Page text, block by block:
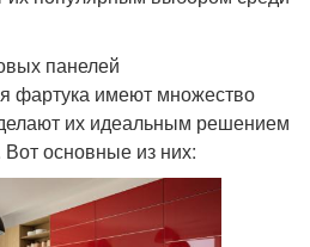
панелей
фартука имеют множество
их идеальным решением
основные из них: